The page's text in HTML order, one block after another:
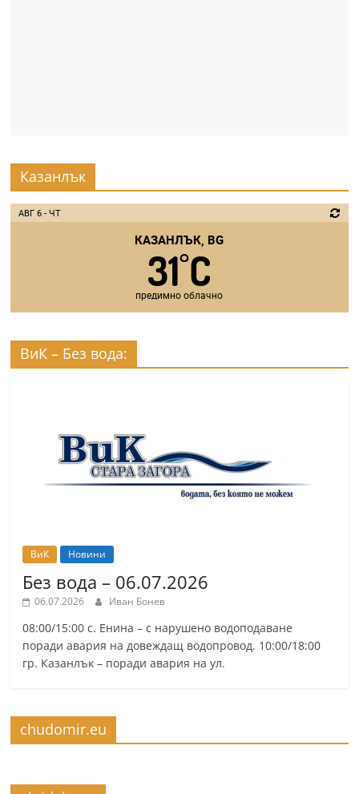
Казанлък
АВГ 6 - ЧТ
КАЗАНЛЪК, BG
31°C
предимно облачно
ВиК – Без вода:
ВиК Новини
Без вода – 06.07.2026
06.07.2026 Иван Бонев
08:00/15:00 с. Енина – с нарушено водоподаване
поради авария на довеждащ водопровод. 10:00/18:00
гр. Казанлък – поради авария на ул.
chudomir.eu